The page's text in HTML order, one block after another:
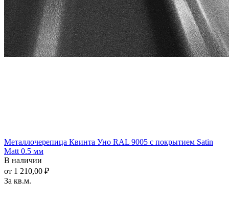
Металлочерепица Квинта Уно RAL 9005 с покрытием Satin
Matt 0.5 мм
В наличии
от 1 210,00 ₽
За кв.м.